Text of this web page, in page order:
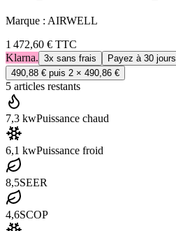
Marque : AIRWELL
1 472,60 € TTC
Klarna. 3x sans frais Payez à 30 jours
490,88 € puis 2 × 490,86 €
5 articles restants
7,3 kwPuissance chaud
6,1 kwPuissance froid
8,5SEER
4,6SCOP